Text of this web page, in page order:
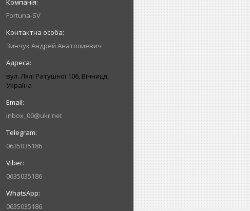
Fortuna-SV
Зинчук Андрей Анатолиевич
вул. Лялі Ратушної 106, Вінниця,
Україна
inbox_00@ukr.net
0635035186
0635035186
0635035186